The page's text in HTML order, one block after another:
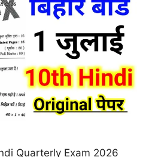
Quarterly Exam 2026